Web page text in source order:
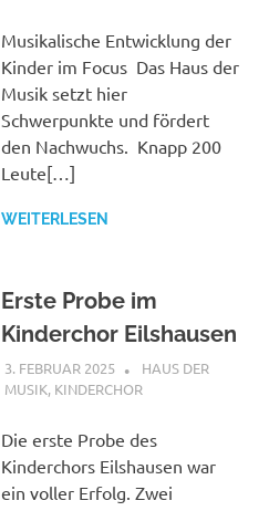
Musikalische Entwicklung der
Kinder im Focus Das Haus der
Musik setzt hier
Schwerpunkte und fördert
den Nachwuchs. Knapp 200
Leute[…]
WEITERLESEN
Erste Probe im
Kinderchor Eilshausen
3. FEBRUAR 2025 ANDREAS
HAUS DER
MUSIK, KINDERCHOR
Die erste Probe des
Kinderchors Eilshausen war
ein voller Erfolg. Zwei